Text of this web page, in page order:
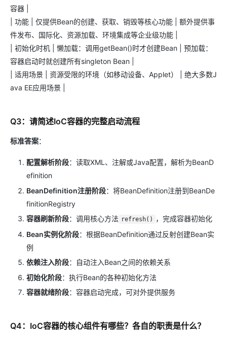
容器 |
| 功能 | 仅提供Bean的创建、获取、销毁等核心功能 | 额外提供事
件发布、国际化、资源加载、环境集成等企业级功能 |
| 初始化时机 | 懒加载：调用getBean()时才创建Bean | 预加载：
容器启动时就创建所有singleton Bean |
| 适用场景 | 资源受限的环境（如移动设备、Applet） | 绝大多数J
ava EE应用场景 |
Q3：请简述IoC容器的完整启动流程
标准答案：
配置解析阶段：读取XML、注解或Java配置，解析为BeanD
efinition
BeanDefinition注册阶段：将BeanDefinition注册到BeanDe
finitionRegistry
容器刷新阶段：调用核心方法 refresh()
，完成容器初始化
Bean实例化阶段：根据BeanDefinition通过反射创建Bean实
例
依赖注入阶段：自动注入Bean之间的依赖关系
初始化阶段：执行Bean的各种初始化方法
容器就绪阶段：容器启动完成，可对外提供服务
Q4：IoC容器的核心组件有哪些？各自的职责是什么？